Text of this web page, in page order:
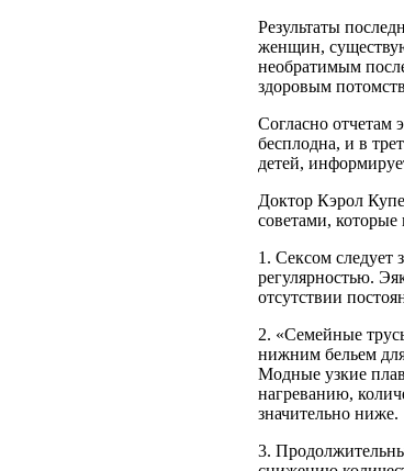
Результаты
женщин,
необратимым
здоровым
Согласно отчетам
бесплодна, и в
детей,
Доктор Кэрол
советами,
1. Сексом следует
регулярностью.
отсутствии
2. «Семейные
нижним бельем
Модные узкие
нагреванию,
значительно ниже.
3.